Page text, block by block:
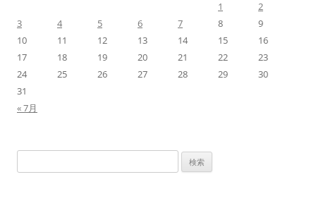
1
2
3
4 5 6 7 8
9
10
11 12 13 14 15
16
17
18 19 20 21 22
23
24
25 26 27 28 29
30
31
« 7月
索: